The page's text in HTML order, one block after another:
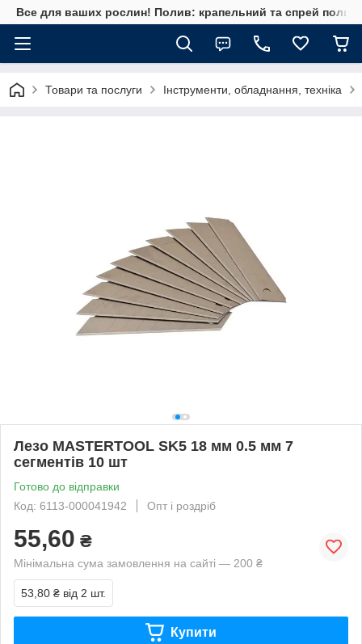
Все для ваших рослин! Полив: крапельний та спрей полив,
Товари та послуги Інструменти, обладнання, техніка
Лезо MASTERTOOL SK5 18 мм 0.5 мм 7
сегментів 10 шт
Готово до відправки
Код: 6113-000041942
Опт і роздріб
55,60 ₴
Мінімальна сума замовлення на сайті — 200 ₴
53,80 ₴ від 2 шт.
Купити